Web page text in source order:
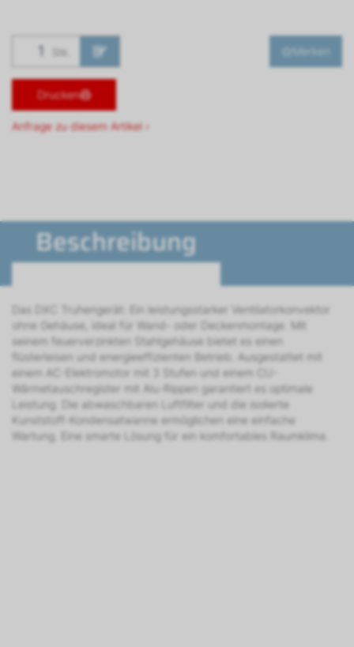
Stk. Merken
Drucken
Anfrage zu diesem Artikel ›
Beschreibung
Das DXC Truhengerät: Ein leistungsstarker Ventilatorkonvektor
ohne Gehäuse, ideal für Wand- oder Deckenmontage. Mit
seinem feuerverzinkten Stahlgehäuse bietet es einen
flüsterleisen und energieeffizienten Betrieb. Ausgestattet mit
einem AC-Elektromotor mit 3 Stufen und einem CU-
Wärmetauschregister mit Alu-Rippen garantiert es optimale
Leistung. Die abwaschbaren Luftfilter und die isolierte
Kunststoff-Kondensatwanne ermöglichen eine einfache
Wartung. Eine smarte Lösung für ein komfortables Raumklima.